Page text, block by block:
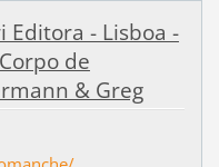
Editora - Lisboa -
de
& Greg